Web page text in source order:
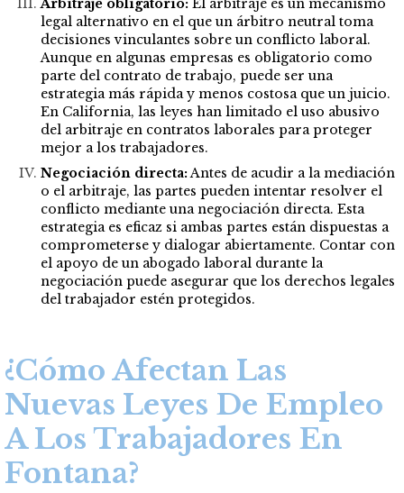
Arbitraje obligatorio: El arbitraje es un mecanismo
legal alternativo en el que un árbitro neutral toma
decisiones vinculantes sobre un conflicto laboral.
Aunque en algunas empresas es obligatorio como
parte del contrato de trabajo, puede ser una
estrategia más rápida y menos costosa que un juicio.
En California, las leyes han limitado el uso abusivo
del arbitraje en contratos laborales para proteger
mejor a los trabajadores.
Negociación directa:Antes de acudir a la mediación
o el arbitraje, las partes pueden intentar resolver el
conflicto mediante una negociación directa. Esta
estrategia es eficaz si ambas partes están dispuestas a
comprometerse y dialogar abiertamente. Contar con
el apoyo de un abogado laboral durante la
negociación puede asegurar que los derechos legales
del trabajador estén protegidos​.
¿Cómo Afectan Las
Nuevas Leyes De Empleo
A Los Trabajadores En
Fontana?